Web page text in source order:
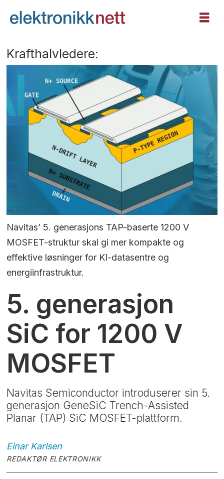
Krafthalvledere:
Navitas’ 5. generasjons TAP-baserte 1200 V
MOSFET-struktur skal gi mer kompakte og
effektive løsninger for KI-datasentre og
energiinfrastruktur.
5. generasjon
SiC for 1200 V
MOSFET
Navitas Semiconductor introduserer sin 5.
generasjon GeneSiC Trench-Assisted
Planar (TAP) SiC MOSFET-plattform.
Einar Karlsen
REDAKTØR ELEKTRONIKK